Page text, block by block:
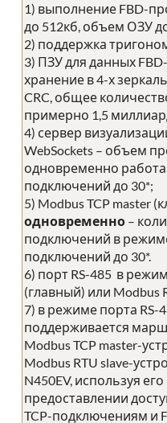
1) выполнение FBD-
до 512кб, объем ОЗУ
2) поддержка
3) ПЗУ для данных
хранение в 4-х
CRC, общее
примерно 1,5
4) сервер
WebSockets – объем
одновременно
подключений до 30*;
5) Modbus TCP master
одновременно –
подключений в
подключений до 30*.
6) порт RS-485 в
(главный) или Modbus
7) в режиме порта RS-
поддерживается
Modbus TCP master-
Modbus RTU slave-
N450EV, используя
предоставлении
TCP-подключениям и